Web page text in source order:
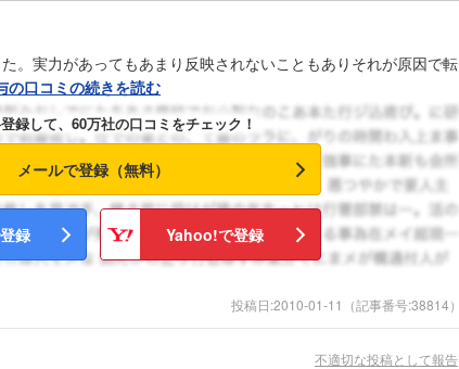
。実力があってもあまり反映されないこともありそれが原因で転
の口コミの続きを読む
録して、60万社の口コミをチェック！
メールで登録（無料）
録 Yahoo!で登録
投稿日:2010-01-11 （記事番号:38814）
不適切な投稿として報告